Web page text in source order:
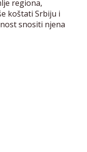
regiona,
koštati Srbiju i
snositi njena